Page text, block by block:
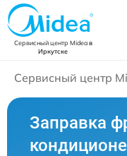
Сервисный центр Mideaв
Иркутске
Сервисный центр
Заправка